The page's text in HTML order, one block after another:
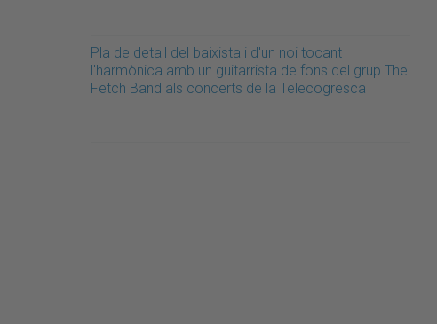
Pla de detall del baixista i d'un noi tocant
l'harmònica amb un guitarrista de fons del grup The
Fetch Band als concerts de la Telecogresca